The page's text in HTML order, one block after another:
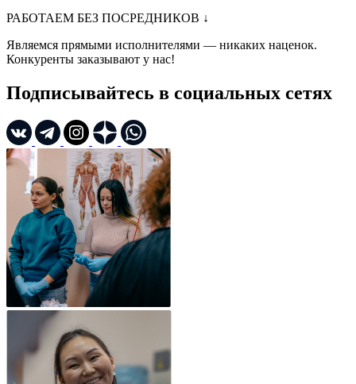
РАБОТАЕМ БЕЗ ПОСРЕДНИКОВ ↓
Являемся прямыми исполнителями — никаких наценок.
Конкуренты заказывают у нас!
Подписывайтесь в социальных сетях